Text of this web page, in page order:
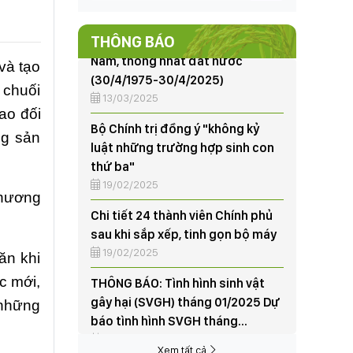
tạo
đối
sản
khi
mới,
THÔNG BÁO
13/03/2025
Bộ Chính trị đồng ý "không kỷ
luật những trường hợp sinh con
thứ ba"
19/02/2025
Chi tiết 24 thành viên Chính phủ
sau khi sắp xếp, tinh gọn bộ máy
19/02/2025
THÔNG BÁO: Tình hình sinh vật
gây hại (SVGH) tháng 01/2025 Dự
báo tình hình SVGH tháng
02/2025
07/02/2025
95 năm thành lập và những dấu
ấn nổi bật của Đảng Cộng sản
Việt Nam
Xem tất cả